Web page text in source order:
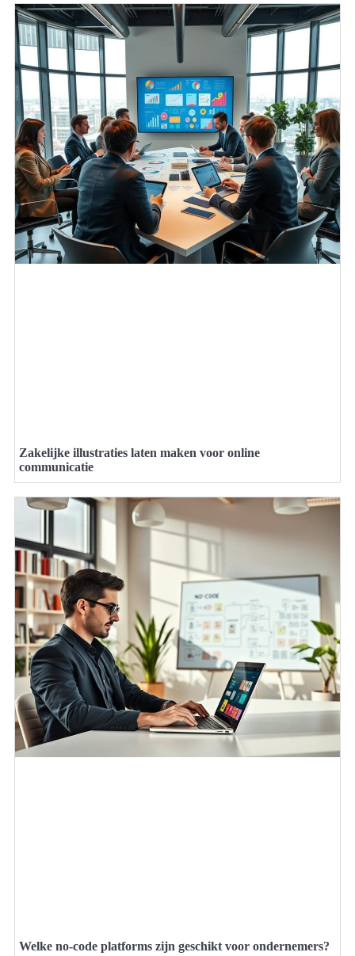
Zakelijke illustraties laten maken voor online
communicatie
Welke no-code platforms zijn geschikt voor ondernemers?